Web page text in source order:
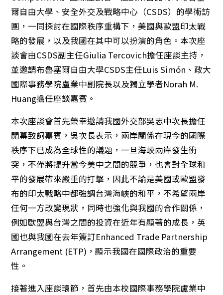
爾自由大學、安全外交及戰略中心（CSDS）的學術訪
團，一同探討在國際秩序重構下，美國與歐盟印太戰
略的發展，以及我國在其中可以扮演的角色。本次座
談會由CSDS副主任Giulia Tercovich擔任座談主持，
並邀請布魯塞爾自由大學CSDS主任Luis Simón、政大
國際事務學院盧業中副院長以及獨立學者Norah M.
Huang擔任座談嘉賓。
本次座談會首先榮幸邀請我國外交部吳志中次長擔任
開幕致詞嘉賓，吳次長表示，兩岸關係在現今的國際
秩序下已成為全球性的議題，一旦海峽兩岸發生衝
突，不僅將提升當今美中之間的競爭，也會對全球和
平的發展帶來嚴重的打擊，因此不論是美國或歐盟發
布的印太戰略中都強調台灣海峽的和平，不希望兩岸
任何一方改變現狀，同時也強化與我國的合作關係，
例如歐盟與台灣之間的投資在近年有顯著的成長，英
國也與我國在去年簽訂Enhanced Trade Partnership
Arrangement (ETP)，顯示我國在國際政治的重要
性。
接著進入座談環節，首先由本校國際事務學院盧業中